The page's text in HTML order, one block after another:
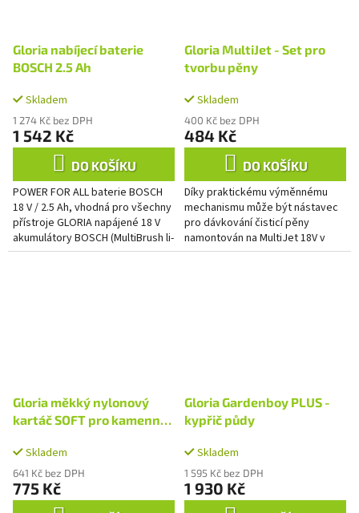
Gloria nabíjecí baterie
BOSCH 2.5 Ah
Skladem
1 274 Kč bez DPH
1 542 Kč
DO KOŠÍKU
POWER FOR ALL baterie BOSCH
18 V / 2.5 Ah, vhodná pro všechny
přístroje GLORIA napájené 18 V
akumulátory BOSCH (MultiBrush li-
on, WeedBrush li-on a MultiJet
Gloria MultiJet - Set pro
tvorbu pěny
Skladem
400 Kč bez DPH
484 Kč
DO KOŠÍKU
Díky praktickému výměnnému
mechanismu může být nástavec
pro dávkování čisticí pěny
namontován na MultiJet 18V v
několika jednoduchých krocích a
Gloria měkký nylonový
kartáč SOFT pro kamenné
Skladem
641 Kč bez DPH
775 Kč
Gloria Gardenboy PLUS -
kypřič půdy
Skladem
1 595 Kč bez DPH
1 930 Kč